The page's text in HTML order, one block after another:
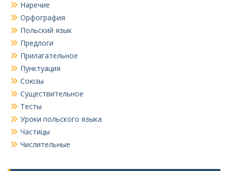
Наречие
Орфография
Польский язык
Предлоги
Прилагательное
Пунктуация
Союзы
Существительное
Тесты
Уроки польского языка
Частицы
Числительные